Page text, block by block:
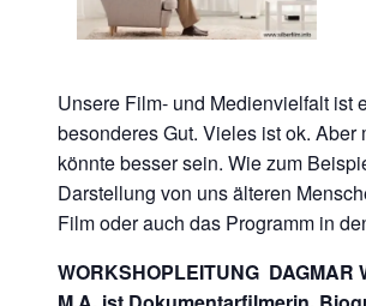
Unsere Film- und Medienvielfalt ist
besonderes Gut. Vieles ist ok. Aber
könnte besser sein. Wie zum
Darstellung von uns älteren
Film oder auch das Programm in
WORKSHOPLEITUNG DAGMAR